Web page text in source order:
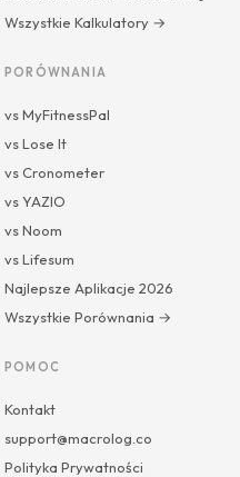
Wszystkie Kalkulatory →
PORÓWNANIA
vs MyFitnessPal
vs Lose It
vs Cronometer
vs YAZIO
vs Noom
vs Lifesum
Najlepsze Aplikacje 2026
Wszystkie Porównania →
POMOC
Kontakt
support@macrolog.co
Polityka Prywatności